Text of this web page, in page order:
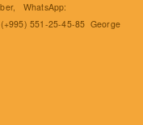
WhatsApp:
(+995) 551-25-45-85 George